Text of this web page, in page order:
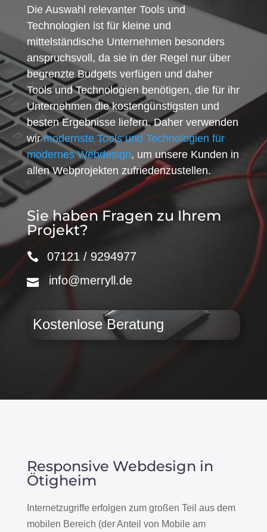
Die Auswahl relevanter Tools und
Technologien ist für kleine und
mittelständische Unternehmen besonders
anspruchsvoll, da sie in der Regel nur über
begrenzte Budgets verfügen und daher
Tools und Technologien benötigen, die für ihr
Unternehmen die kostengünstigsten und
besten Ergebnisse liefern. Daher verwenden
wirmodernste Tools und Technologien für
modernes Webdesign, um unsere Kunden in
allen Webprojekten zufriedenzustellen.
Sie haben Fragen zu Ihrem
Projekt?
07121 / 9294977
info@merryll.de
Kostenlose Beratung
Responsive Webdesign in
Ötigheim
Internetzugriffe erfolgen zum großen Teil aus dem
mobilen Bereich (der Anteil von Mobile am